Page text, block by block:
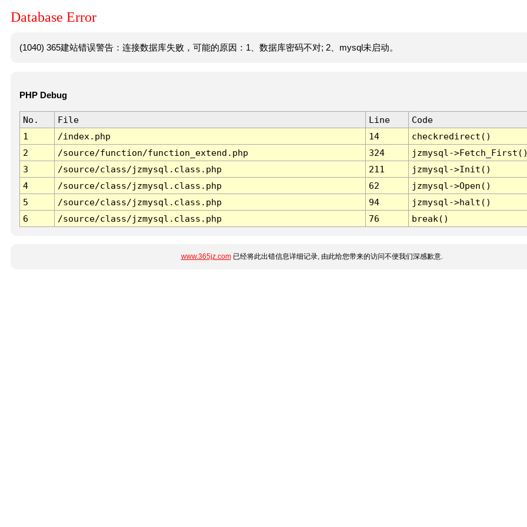
Database Error
(1040) 365建站错误警告：连接数据库失败，可能的原因：1、数据库密码不对; 2、mysql未启动。
PHP Debug
No. File Line
Code
1
/index.php 14
checkredirect()
2
/source/function/function_extend.php 324
jzmysql-
3
/source/class/jzmysql.class.php 211
jzmysql->Init()
4
/source/class/jzmysql.class.php 62
jzmysql->Open()
5
/source/class/jzmysql.class.php 94
jzmysql->halt()
6
/source/class/jzmysql.class.php 76 break()
www.365jz.com已经将此出错信息详细记录, 由此给您带来的访问不便我们深感歉意.